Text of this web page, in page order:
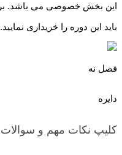
این بخش خصوصی می باشد.
باید این دوره را خریداری نمایید.
فصل نه
دایره
کلیپ نکات مهم و